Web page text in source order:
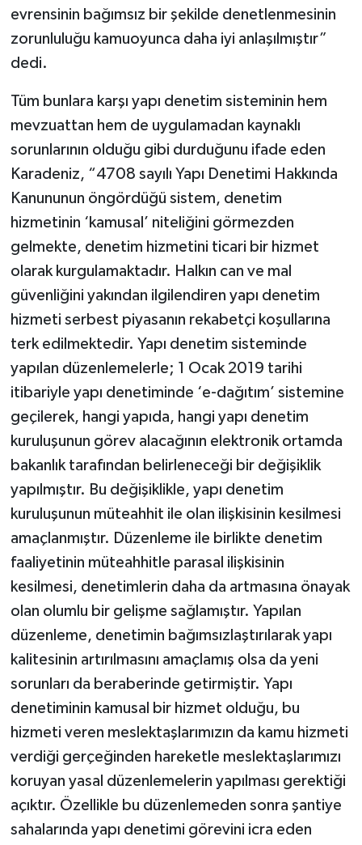
evrensinin bağımsız bir şekilde denetlenmesinin
zorunluluğu kamuoyunca daha iyi anlaşılmıştır”
dedi.
Tüm bunlara karşı yapı denetim sisteminin hem
mevzuattan hem de uygulamadan kaynaklı
sorunlarının olduğu gibi durduğunu ifade eden
Karadeniz, “4708 sayılı Yapı Denetimi Hakkında
Kanununun öngördüğü sistem, denetim
hizmetinin ‘kamusal’ niteliğini görmezden
gelmekte, denetim hizmetini ticari bir hizmet
olarak kurgulamaktadır. Halkın can ve mal
güvenliğini yakından ilgilendiren yapı denetim
hizmeti serbest piyasanın rekabetçi koşullarına
terk edilmektedir. Yapı denetim sisteminde
yapılan düzenlemelerle; 1 Ocak 2019 tarihi
itibariyle yapı denetiminde ‘e-dağıtım’ sistemine
geçilerek, hangi yapıda, hangi yapı denetim
kuruluşunun görev alacağının elektronik ortamda
bakanlık tarafından belirleneceği bir değişiklik
yapılmıştır. Bu değişiklikle, yapı denetim
kuruluşunun müteahhit ile olan ilişkisinin kesilmesi
amaçlanmıştır. Düzenleme ile birlikte denetim
faaliyetinin müteahhitle parasal ilişkisinin
kesilmesi, denetimlerin daha da artmasına önayak
olan olumlu bir gelişme sağlamıştır. Yapılan
düzenleme, denetimin bağımsızlaştırılarak yapı
kalitesinin artırılmasını amaçlamış olsa da yeni
sorunları da beraberinde getirmiştir. Yapı
denetiminin kamusal bir hizmet olduğu, bu
hizmeti veren meslektaşlarımızın da kamu hizmeti
verdiği gerçeğinden hareketle meslektaşlarımızı
koruyan yasal düzenlemelerin yapılması gerektiği
açıktır. Özellikle bu düzenlemeden sonra şantiye
sahalarında yapı denetimi görevini icra eden